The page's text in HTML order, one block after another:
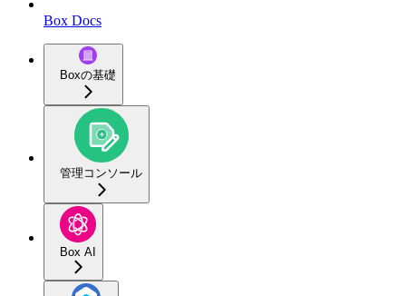
Box Docs
Boxの基礎
管理コンソール
Box AI